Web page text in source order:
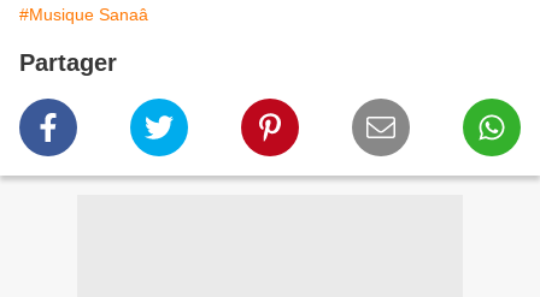
#Musique Sanaâ
Partager